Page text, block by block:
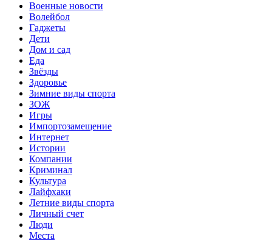
Военные новости
Волейбол
Гаджеты
Дети
Дом и сад
Еда
Звёзды
Здоровье
Зимние виды спорта
ЗОЖ
Игры
Импортозамещение
Интернет
Истории
Компании
Криминал
Культура
Лайфхаки
Летние виды спорта
Личный счет
Люди
Места